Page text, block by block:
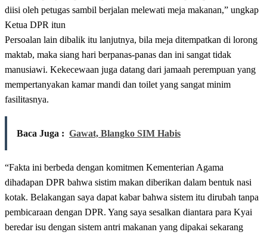
diisi oleh petugas sambil berjalan melewati meja makanan,” ungkap
Ketua DPR itun
Persoalan lain dibalik itu lanjutnya, bila meja ditempatkan di lorong
maktab, maka siang hari berpanas-panas dan ini sangat tidak
manusiawi. Kekecewaan juga datang dari jamaah perempuan yang
mempertanyakan kamar mandi dan toilet yang sangat minim
fasilitasnya.
Baca Juga : Gawat, Blangko SIM Habis
“Fakta ini berbeda dengan komitmen Kementerian Agama
dihadapan DPR bahwa sistim makan diberikan dalam bentuk nasi
kotak. Belakangan saya dapat kabar bahwa sistem itu dirubah tanpa
pembicaraan dengan DPR. Yang saya sesalkan diantara para Kyai
beredar isu dengan sistem antri makanan yang dipakai sekarang